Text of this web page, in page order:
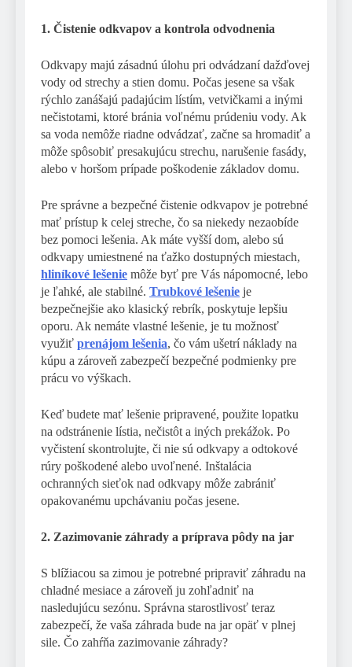
1. Čistenie odkvapov a kontrola odvodnenia
Odkvapy majú zásadnú úlohu pri odvádzaní dažďovej
vody od strechy a stien domu. Počas jesene sa však
rýchlo zanášajú padajúcim lístím, vetvičkami a inými
nečistotami, ktoré bránia voľnému prúdeniu vody. Ak
sa voda nemôže riadne odvádzať, začne sa hromadiť a
môže spôsobiť presakujúcu strechu, narušenie fasády,
alebo v horšom prípade poškodenie základov domu.
Pre správne a bezpečné čistenie odkvapov je potrebné
mať prístup k celej streche, čo sa niekedy nezaobíde
bez pomoci lešenia. Ak máte vyšší dom, alebo sú
odkvapy umiestnené na ťažko dostupných miestach,
hliníkové lešenie môže byť pre Vás nápomocné, lebo
je ľahké, ale stabilné. Trubkové lešenie je
bezpečnejšie ako klasický rebrík, poskytuje lepšiu
oporu. Ak nemáte vlastné lešenie, je tu možnosť
využiť prenájom lešenia, čo vám ušetrí náklady na
kúpu a zároveň zabezpečí bezpečné podmienky pre
prácu vo výškach.
Keď budete mať lešenie pripravené, použite lopatku
na odstránenie lístia, nečistôt a iných prekážok. Po
vyčistení skontrolujte, či nie sú odkvapy a odtokové
rúry poškodené alebo uvoľnené. Inštalácia
ochranných sieťok nad odkvapy môže zabrániť
opakovanému upchávaniu počas jesene.
2. Zazimovanie záhrady a príprava pôdy na jar
S blížiacou sa zimou je potrebné pripraviť záhradu na
chladné mesiace a zároveň ju zohľadniť na
nasledujúcu sezónu. Správna starostlivosť teraz
zabezpečí, že vaša záhrada bude na jar opäť v plnej
sile. Čo zahŕňa zazimovanie záhrady?